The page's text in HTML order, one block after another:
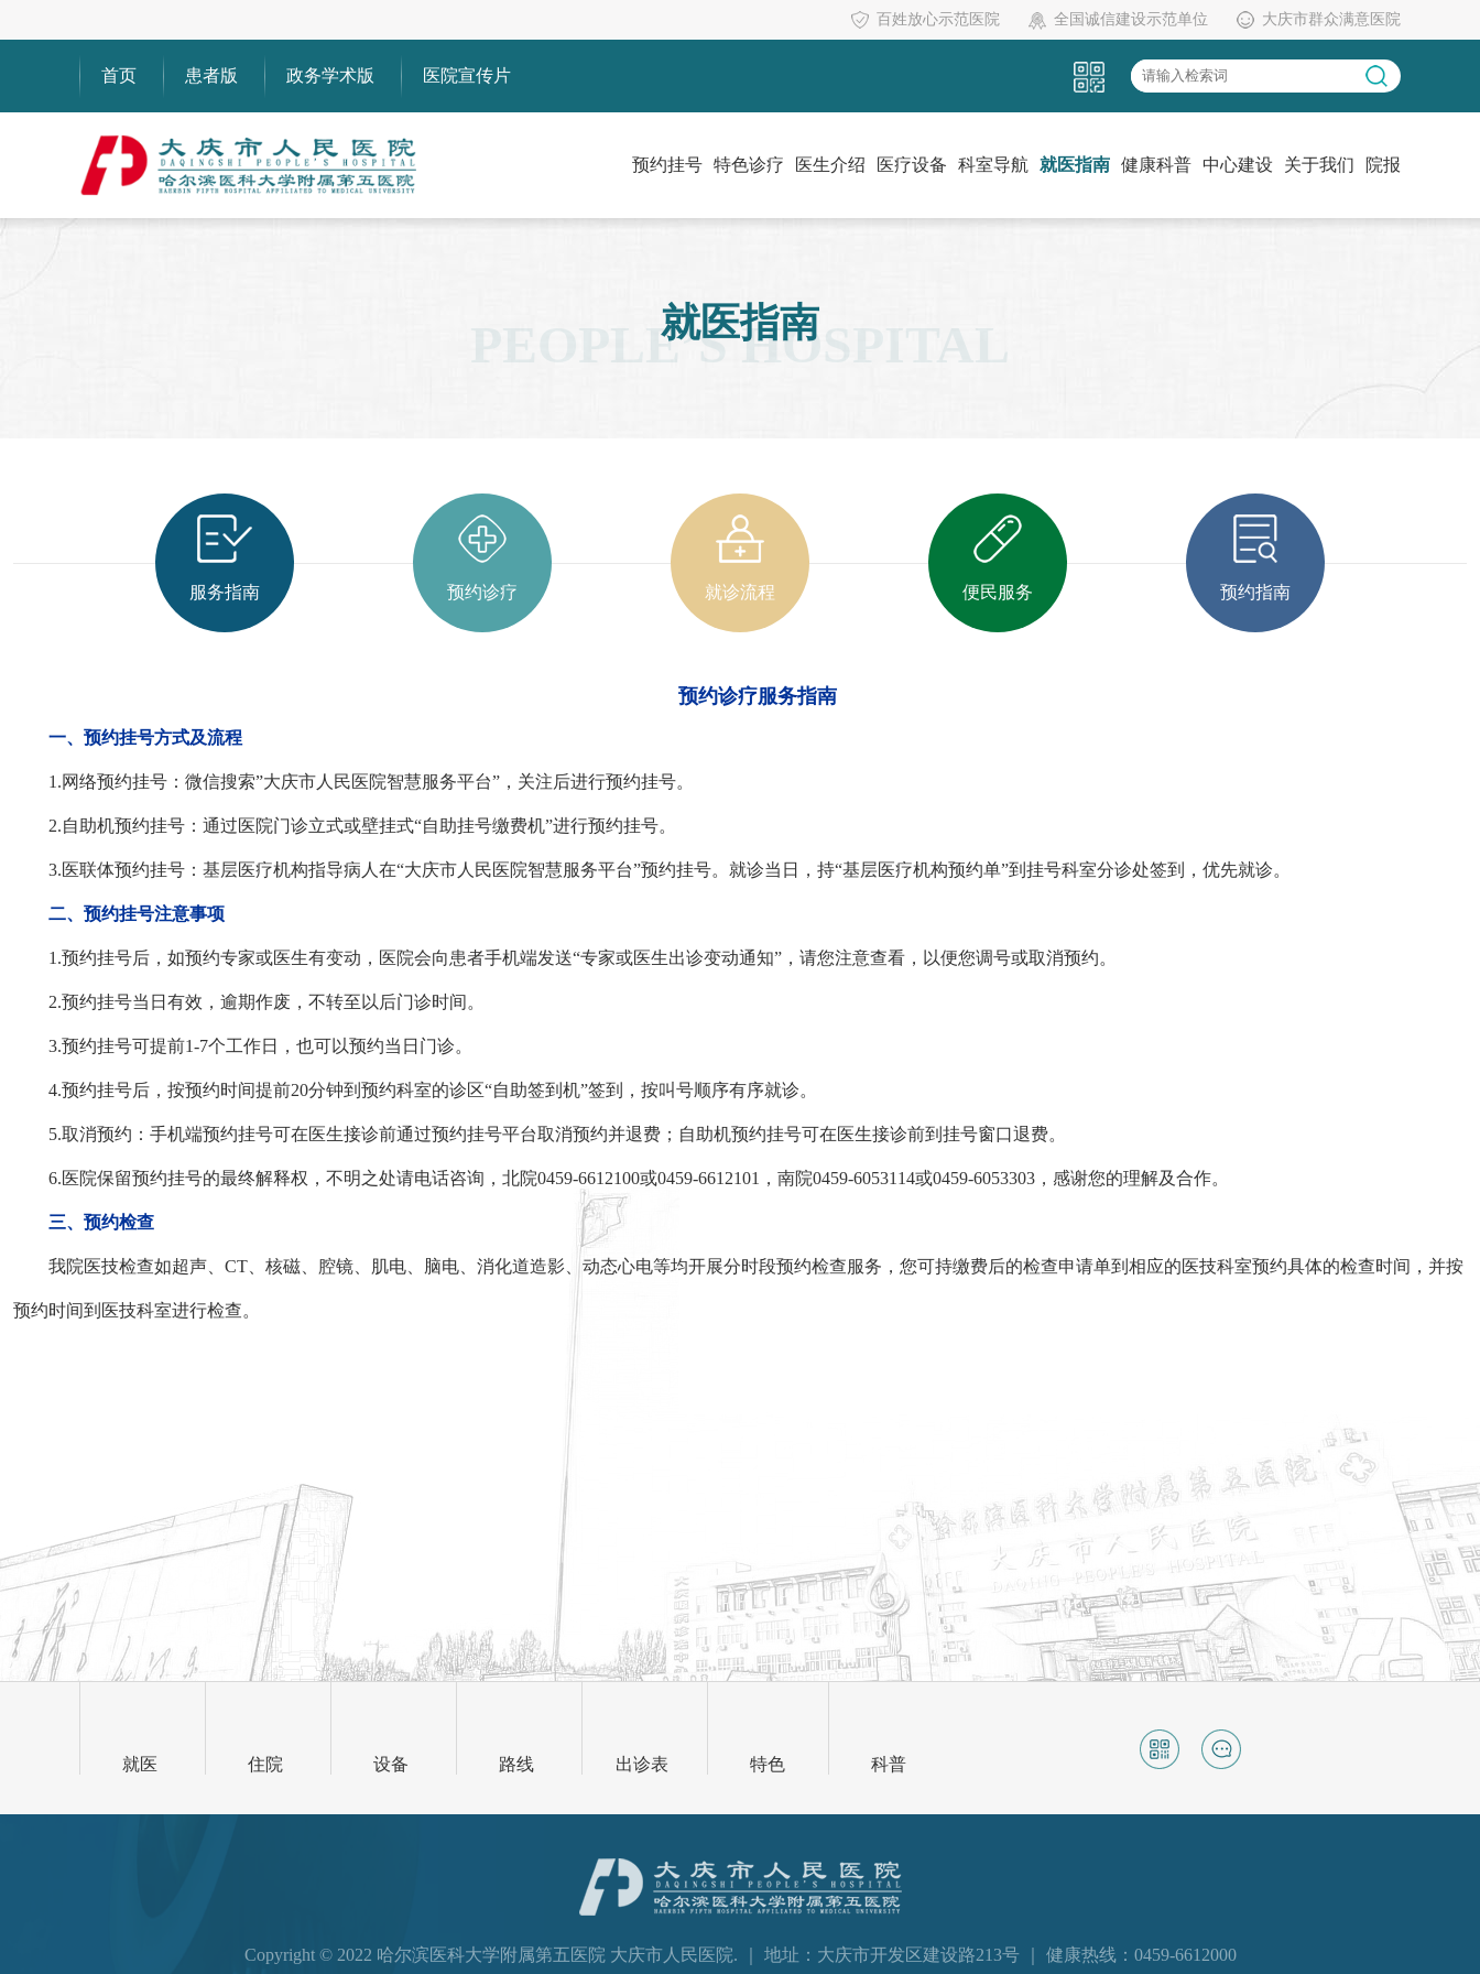
百姓放心示范医院 全国诚信建设示范单位 大庆市群众满意医院
首页 患者版 政务学术版 医院宣传片
预约挂号 特色诊疗 医生介绍 医疗设备 科室导航 就医指南 健康科普 中心建设 关于我们 院报
就医指南
PEOPLE’S HOSPITAL
服务指南 预约诊疗 就诊流程 便民服务 预约指南
预约诊疗服务指南
一、预约挂号方式及流程
1.网络预约挂号：微信搜索”大庆市人民医院智慧服务平台”，关注后进行预约挂号。
2.自助机预约挂号：通过医院门诊立式或壁挂式“自助挂号缴费机”进行预约挂号。
3.医联体预约挂号：基层医疗机构指导病人在“大庆市人民医院智慧服务平台”预约挂号。就诊当日，持“基层医疗机构预约单”到挂号科室分诊处签到，优先就诊。
二、预约挂号注意事项
1.预约挂号后，如预约专家或医生有变动，医院会向患者手机端发送“专家或医生出诊变动通知”，请您注意查看，以便您调号或取消预约。
2.预约挂号当日有效，逾期作废，不转至以后门诊时间。
3.预约挂号可提前1-7个工作日，也可以预约当日门诊。
4.预约挂号后，按预约时间提前20分钟到预约科室的诊区“自助签到机”签到，按叫号顺序有序就诊。
5.取消预约：手机端预约挂号可在医生接诊前通过预约挂号平台取消预约并退费；自助机预约挂号可在医生接诊前到挂号窗口退费。
6.医院保留预约挂号的最终解释权，不明之处请电话咨询，北院0459-6612100或0459-6612101，南院0459-6053114或0459-6053303，感谢您的理解及合作。
三、预约检查
我院医技检查如超声、CT、核磁、腔镜、肌电、脑电、消化道造影、动态心电等均开展分时段预约检查服务，您可持缴费后的检查申请单到相应的医技科室预约具体的检查时间，并按
预约时间到医技科室进行检查。
就医 住院 设备 路线 出诊表 特色 科普
Copyright © 2022 哈尔滨医科大学附属第五医院 大庆市人民医院. ｜ 地址：大庆市开发区建设路213号 ｜ 健康热线：0459-6612000